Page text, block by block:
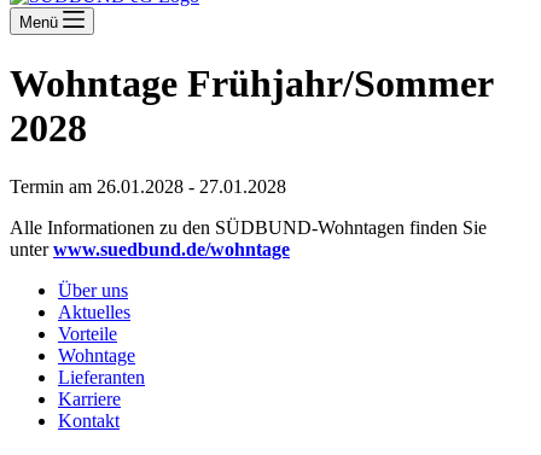
Menü
Wohntage Frühjahr/Sommer
2028
Termin am 26.01.2028 - 27.01.2028
Alle Informationen zu den SÜDBUND-Wohntagen finden Sie
unterwww.suedbund.de/wohntage
Über uns
Aktuelles
Vorteile
Wohntage
Lieferanten
Karriere
Kontakt